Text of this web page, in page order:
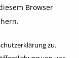
Browser
zu.